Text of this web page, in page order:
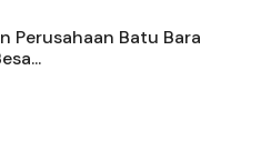
Perusahaan Batu Bara